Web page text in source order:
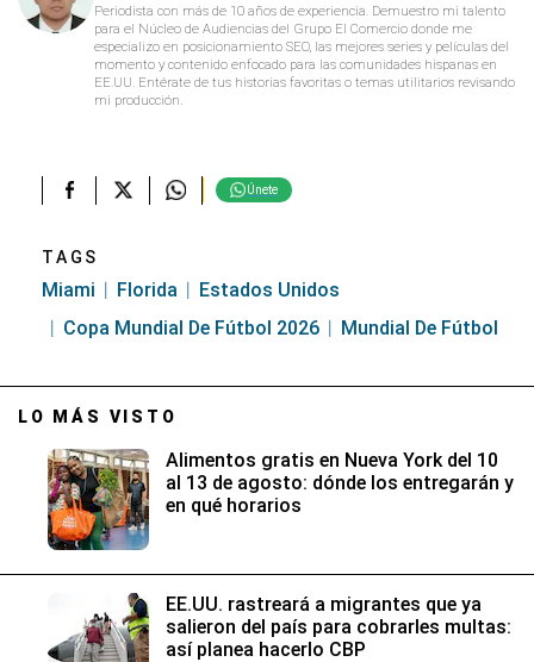
Periodista con más de 10 años de experiencia. Demuestro mi talento
para el Núcleo de Audiencias del Grupo El Comercio donde me
especializo en posicionamiento SEO, las mejores series y películas del
momento y contenido enfocado para las comunidades hispanas en
EE.UU. Entérate de tus historias favoritas o temas utilitarios revisando
mi producción.
Únete
TAGS
Miami Florida
Estados Unidos
Copa Mundial De Fútbol 2026
Mundial De Fútbol
LO MÁS VISTO
Alimentos gratis en Nueva York del 10
al 13 de agosto: dónde los entregarán y
en qué horarios
EE.UU. rastreará a migrantes que ya
salieron del país para cobrarles multas:
así planea hacerlo CBP